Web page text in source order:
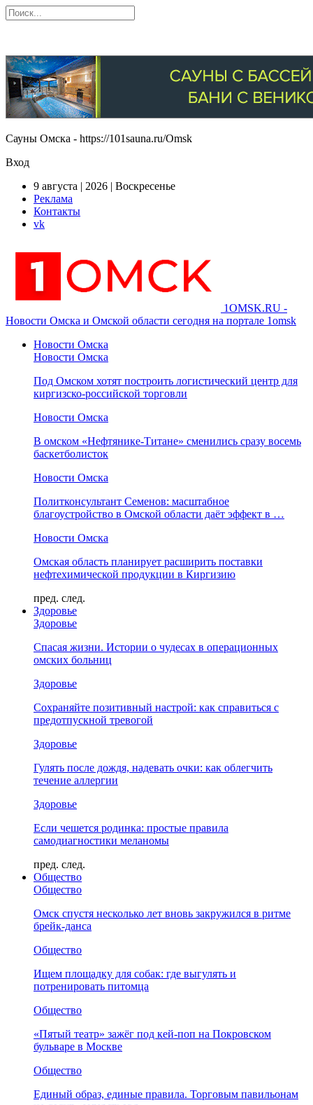
Сауны Омска - https://101sauna.ru/Omsk
Вход
9 августа | 2026 | Воскресенье
Реклама
Контакты
vk
1OMSK.RU -
Новости Омска и Омской области сегодня на портале 1omsk
Новости Омска
Новости Омска
Под Омском хотят построить логистический центр для
киргизско-российской торговли
Новости Омска
В омском «Нефтянике-Титане» сменились сразу восемь
баскетболисток
Новости Омска
Политконсультант Семенов: масштабное
благоустройство в Омской области даёт эффект в …
Новости Омска
Омская область планирует расширить поставки
нефтехимической продукции в Киргизию
пред. след.
Здоровье
Здоровье
Спасая жизни. Истории о чудесах в операционных
омских больниц
Здоровье
Сохраняйте позитивный настрой: как справиться с
предотпускной тревогой
Здоровье
Гулять после дождя, надевать очки: как облегчить
течение аллергии
Здоровье
Если чешется родинка: простые правила
самодиагностики меланомы
пред. след.
Общество
Общество
Омск спустя несколько лет вновь закружился в ритме
брейк-данса
Общество
Ищем площадку для собак: где выгулять и
потренировать питомца
Общество
«Пятый театр» зажёг под кей-поп на Покровском
бульваре в Москве
Общество
Единый образ, единые правила. Торговым павильонам